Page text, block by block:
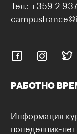
Тел.: +359 2
РАБОТНО
Информация
понеделник-